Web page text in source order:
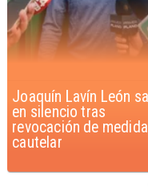
Chile y Venezuela
formalizan reinicio de
relaciones consulares